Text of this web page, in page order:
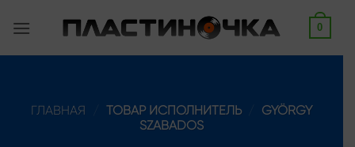
0
ГЛАВНАЯ ТОВАР ИСПОЛНИТЕЛЬ
GYÖRGY
SZABADOS